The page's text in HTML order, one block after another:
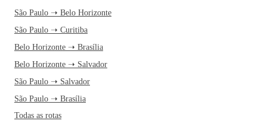
São Paulo ➝ Belo Horizonte
São Paulo ➝ Curitiba
Belo Horizonte ➝ Brasília
Belo Horizonte ➝ Salvador
São Paulo ➝ Salvador
São Paulo ➝ Brasília
Todas as rotas